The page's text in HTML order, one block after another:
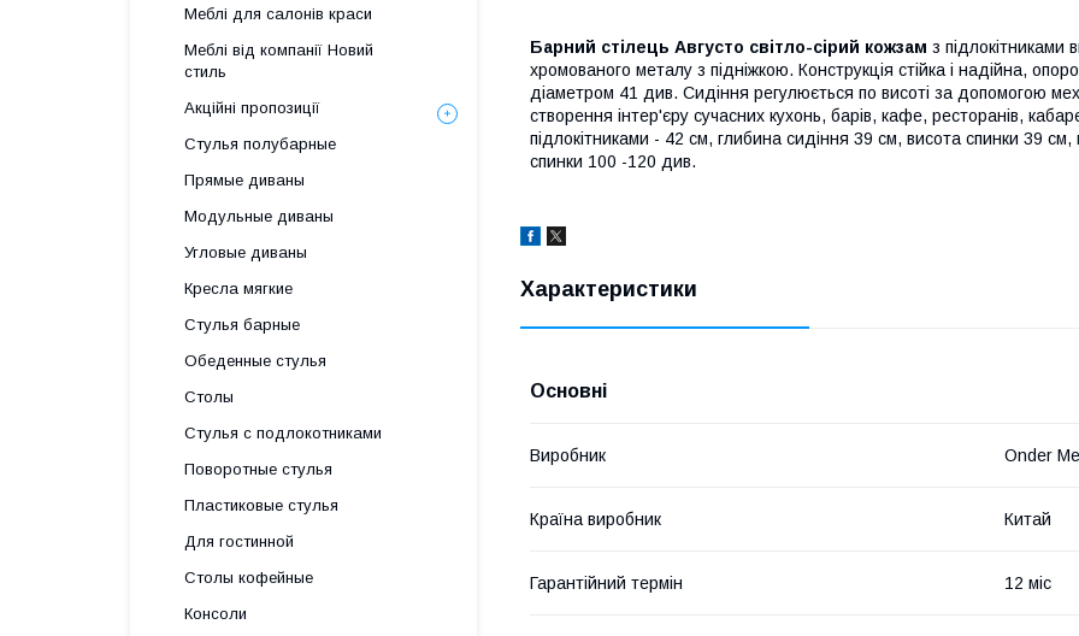
Барний стілець Августо світло-сірий кожзам з підлокітниками
хромованого металу з підніжкою. Конструкція стійка і надійна,
діаметром 41 див. Сидіння регулюється по висоті за допомогою
створення інтер'єру сучасних кухонь, барів, кафе, ресторанів, кабаре
підлокітниками - 42 см, глибина сидіння 39 см, висота спинки 39
спинки 100 -120 див.
Характеристики
Основні
Виробник Onder
Країна виробник Китай
Гарантійний термін 12 міс
Меблі для салонів краси
Меблі від компанії Новий
стиль
Акційні пропозиції
Стулья полубарные
Прямые диваны
Модульные диваны
Угловые диваны
Кресла мягкие
Стулья барные
Обеденные стулья
Столы
Стулья с подлокотниками
Поворотные стулья
Пластиковые стулья
Для гостинной
Столы кофейные
Консоли